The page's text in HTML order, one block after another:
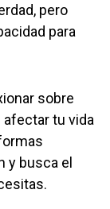
pero
para
sobre
tu vida
y busca el